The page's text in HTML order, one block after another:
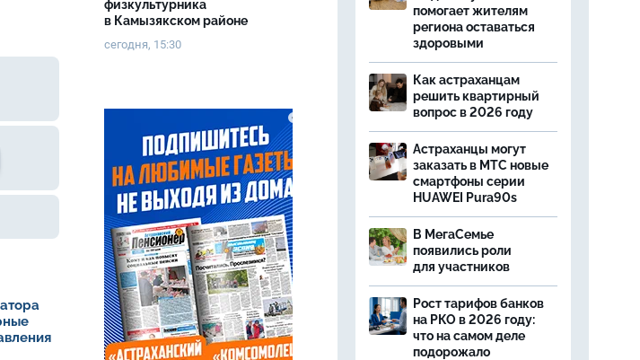
физкультурника
в Камызякском районе
сегодня, 15:30
помогает жителям
региона оставаться
здоровыми
Как астраханцам
решить квартирный
вопрос в 2026 году
Астраханцы могут
заказать в МТС новые
смартфоны серии
HUAWEI Pura90s
В МегаСемье
появились роли
для участников
Рост тарифов банков
на РКО в 2026 году:
что на самом деле
подорожало